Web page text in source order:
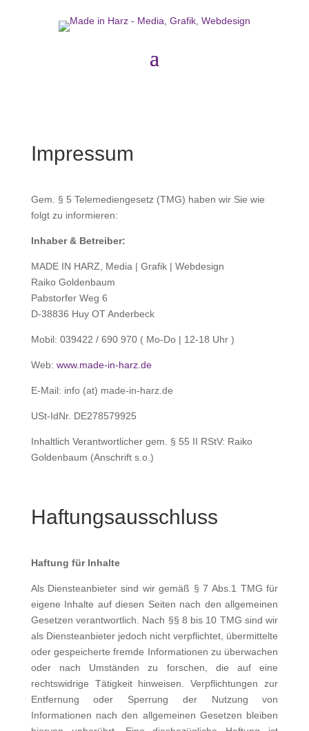
Impressum
Gem. § 5 Telemediengesetz (TMG) haben wir Sie wie
folgt zu informieren:
Inhaber & Betreiber:
MADE IN HARZ, Media | Grafik | Webdesign
Raiko Goldenbaum
Pabstorfer Weg 6
D-38836 Huy OT Anderbeck
Mobil: 039422 / 690 970 ( Mo-Do | 12-18 Uhr )
Web: www.made-in-harz.de
E-Mail: info (at) made-in-harz.de
USt-IdNr. DE278579925
Inhaltlich Verantwortlicher gem. § 55 II RStV: Raiko
Goldenbaum (Anschrift s.o.)
Haftungsausschluss
Haftung für Inhalte
Als Diensteanbieter sind wir gemäß § 7 Abs.1 TMG für
eigene Inhalte auf diesen Seiten nach den allgemeinen
Gesetzen verantwortlich. Nach §§ 8 bis 10 TMG sind wir
als Diensteanbieter jedoch nicht verpflichtet, übermittelte
oder gespeicherte fremde Informationen zu überwachen
oder nach Umständen zu forschen, die auf eine
rechtswidrige Tätigkeit hinweisen. Verpflichtungen zur
Entfernung oder Sperrung der Nutzung von
Informationen nach den allgemeinen Gesetzen bleiben